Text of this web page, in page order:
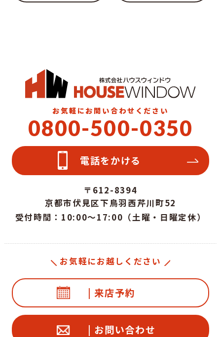
お気軽にお問い合わせください
0800-500-0350
電話をかける
〒612-8394
京都市伏見区下鳥羽西芹川町52
受付時間：10:00～17:00（土曜・日曜定休）
お気軽にお越しください
| 来店予約
| お問い合わせ